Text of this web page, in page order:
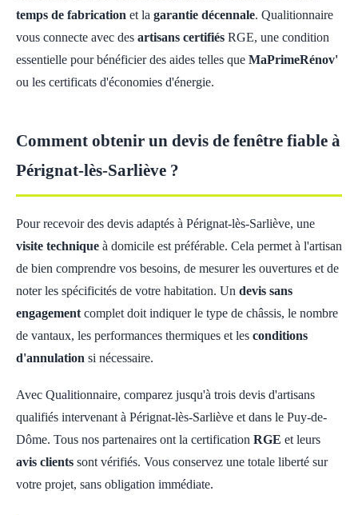
temps de fabrication et la garantie décennale. Qualitionnaire
vous connecte avec des artisans certifiés RGE, une condition
essentielle pour bénéficier des aides telles que MaPrimeRénov'
ou les certificats d'économies d'énergie.
Comment obtenir un devis de fenêtre fiable à
Pérignat-lès-Sarliève ?
Pour recevoir des devis adaptés à Pérignat-lès-Sarliève, une
visite technique à domicile est préférable. Cela permet à l'artisan
de bien comprendre vos besoins, de mesurer les ouvertures et de
noter les spécificités de votre habitation. Un devis sans
engagement complet doit indiquer le type de châssis, le nombre
de vantaux, les performances thermiques et les conditions
d'annulation si nécessaire.
Avec Qualitionnaire, comparez jusqu'à trois devis d'artisans
qualifiés intervenant à Pérignat-lès-Sarliève et dans le Puy-de-
Dôme. Tous nos partenaires ont la certification RGE et leurs
avis clients sont vérifiés. Vous conservez une totale liberté sur
votre projet, sans obligation immédiate.